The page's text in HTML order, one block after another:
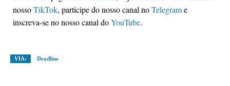
nossoTikTok, participe do nosso canal noTelegrame
inscreva-se no nosso canal doYouTube.
VIA: Deadline